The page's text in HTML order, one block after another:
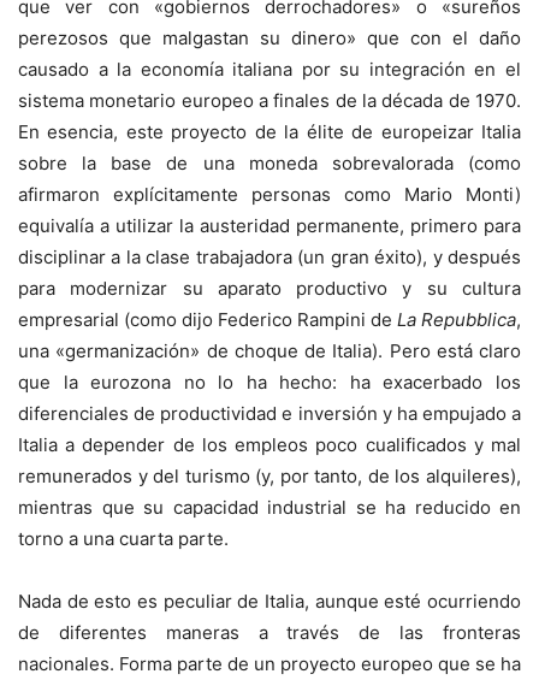
que ver con «gobiernos derrochadores» o «sureños
perezosos que malgastan su dinero» que con el daño
causado a la economía italiana por su integración en el
sistema monetario europeo a finales de la década de 1970.
En esencia, este proyecto de la élite de europeizar Italia
sobre la base de una moneda sobrevalorada (como
afirmaron explícitamente personas como Mario Monti)
equivalía a utilizar la austeridad permanente, primero para
disciplinar a la clase trabajadora (un gran éxito), y después
para modernizar su aparato productivo y su cultura
empresarial (como dijo Federico Rampini de La Repubblica,
una «germanización» de choque de Italia). Pero está claro
que la eurozona no lo ha hecho: ha exacerbado los
diferenciales de productividad e inversión y ha empujado a
Italia a depender de los empleos poco cualificados y mal
remunerados y del turismo (y, por tanto, de los alquileres),
mientras que su capacidad industrial se ha reducido en
torno a una cuarta parte.
Nada de esto es peculiar de Italia, aunque esté ocurriendo
de diferentes maneras a través de las fronteras
nacionales. Forma parte de un proyecto europeo que se ha